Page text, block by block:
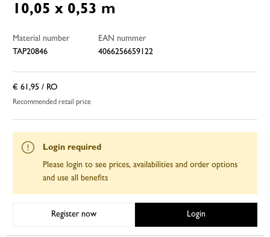
10,05 x 0,53 m
Material number
TAP20846
EAN nummer
4066256659122
€ 61,95 / RO
Recommended retail price
Login required
Please login to see prices, availabilities and order options
and use all benefits
Register now Login